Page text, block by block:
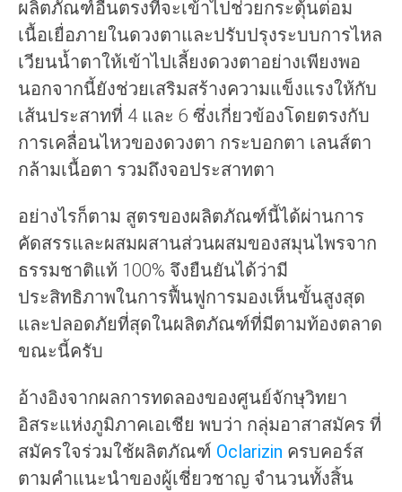
ผลิตภัณฑ์อื่นตรงที่จะเข้าไปช่วยกระตุ้นต่อม
เนื้อเยื่อภายในดวงตาและปรับปรุงระบบการไหล
เวียนน้ำตาให้เข้าไปเลี้ยงดวงตาอย่างเพียงพอ
นอกจากนี้ยังช่วยเสริมสร้างความแข็งแรงให้กับ
เส้นประสาทที่ 4 และ 6 ซึ่งเกี่ยวข้องโดยตรงกับ
การเคลื่อนไหวของดวงตา กระบอกตา เลนส์ตา
กล้ามเนื้อตา รวมถึงจอประสาทตา
อย่างไรก็ตาม สูตรของผลิตภัณฑ์นี้ได้ผ่านการ
คัดสรรและผสมผสานส่วนผสมของสมุนไพรจาก
ธรรมชาติแท้ 100% จึงยืนยันได้ว่ามี
ประสิทธิภาพในการฟื้นฟูการมองเห็นขั้นสูงสุด
และปลอดภัยที่สุดในผลิตภัณฑ์ที่มีตามท้องตลาด
ขณะนี้ครับ
อ้างอิงจากผลการทดลองของศูนย์จักษุวิทยา
อิสระแห่งภูมิภาคเอเชีย พบว่า กลุ่มอาสาสมัคร ที่
สมัครใจร่วมใช้ผลิตภัณฑ์ Oclarizin ครบคอร์ส
ตามคำแนะนำของผู้เชี่ยวชาญ จำนวนทั้งสิ้น